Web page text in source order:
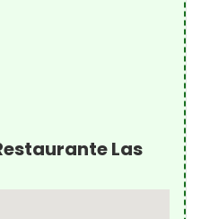
Las